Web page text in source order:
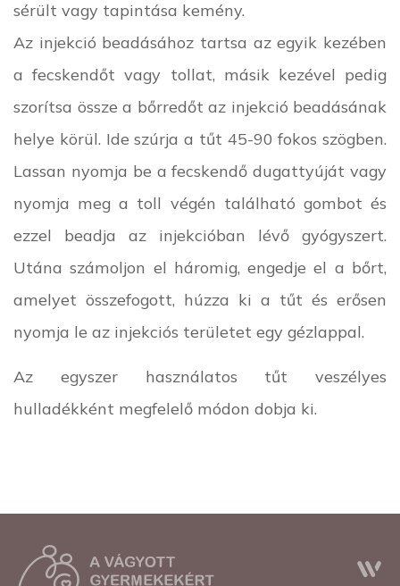
sérült vagy tapintása kemény.
Az injekció beadásához tartsa az egyik kezében
a fecskendőt vagy tollat, másik kezével pedig
szorítsa össze a bőrredőt az injekció beadásának
helye körül. Ide szúrja a tűt 45-90 fokos szögben.
Lassan nyomja be a fecskendő dugattyúját vagy
nyomja meg a toll végén található gombot és
ezzel beadja az injekcióban lévő gyógyszert.
Utána számoljon el háromig, engedje el a bőrt,
amelyet összefogott, húzza ki a tűt és erősen
nyomja le az injekciós területet egy gézlappal.
Az egyszer használatos tűt veszélyes
hulladékként megfelelő módon dobja ki.